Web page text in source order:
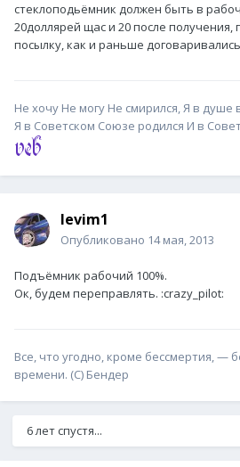
стеклоподьёмник должен быть в
20доллярей щас и 20 после
посылку, как и раньше
Не хочу Не могу Не смирился, Я в душе
Я в Советском Союзе родился И в
levim1
Опубликовано 14 мая, 2013
Подъёмник рабочий 100%.
Ок, будем переправлять. :crazy_pilot:
Все, что угодно, кроме бессмертия, —
времени. (С) Бендер
6 лет спустя...